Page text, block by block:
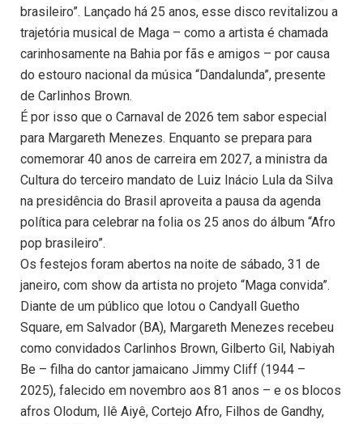
brasileiro”. Lançado há 25 anos, esse disco revitalizou a
trajetória musical de Maga – como a artista é chamada
carinhosamente na Bahia por fãs e amigos – por causa
do estouro nacional da música “Dandalunda”, presente
de Carlinhos Brown.
É por isso que o Carnaval de 2026 tem sabor especial
para Margareth Menezes. Enquanto se prepara para
comemorar 40 anos de carreira em 2027, a ministra da
Cultura do terceiro mandato de Luiz Inácio Lula da Silva
na presidência do Brasil aproveita a pausa da agenda
política para celebrar na folia os 25 anos do álbum “Afro
pop brasileiro”.
Os festejos foram abertos na noite de sábado, 31 de
janeiro, com show da artista no projeto “Maga convida”.
Diante de um público que lotou o Candyall Guetho
Square, em Salvador (BA), Margareth Menezes recebeu
como convidados Carlinhos Brown, Gilberto Gil, Nabiyah
Be – filha do cantor jamaicano Jimmy Cliff (1944 –
2025), falecido em novembro aos 81 anos – e os blocos
afros Olodum, Ilê Aiyê, Cortejo Afro, Filhos de Gandhy,